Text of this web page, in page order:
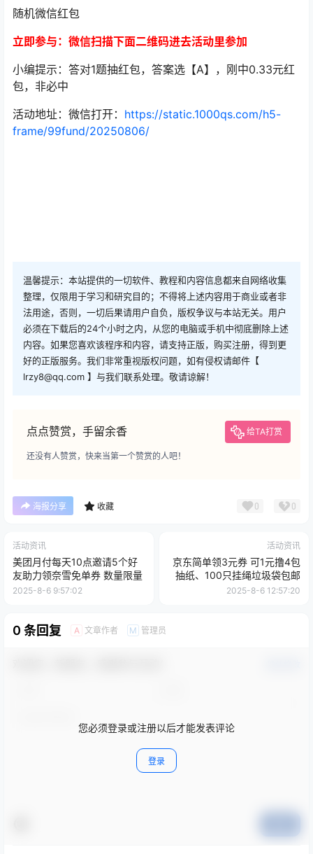
随机微信红包
立即参与：微信扫描下面二维码进去活动里参加
小编提示：答对1题抽红包，答案选【A】，刚中0.33元红
包，非必中
活动地址：微信打开： https://static.1000qs.com/h5-
frame/99fund/20250806/
温馨提示：本站提供的一切软件、教程和内容信息都来自网络收集
整理，仅限用于学习和研究目的；不得将上述内容用于商业或者非
法用途，否则，一切后果请用户自负，版权争议与本站无关。用户
必须在下载后的24个小时之内，从您的电脑或手机中彻底删除上述
内容。如果您喜欢该程序和内容，请支持正版，购买注册，得到更
好的正版服务。我们非常重视版权问题，如有侵权请邮件【
lrzy8@qq.com 】与我们联系处理。敬请谅解！
点点赞赏，手留余香 给TA打赏
还没有人赞赏，快来当第一个赞赏的人吧！
海报分享 收藏 0 0
活动资讯
美团月付每天10点邀请5个好
友助力领奈雪免单券 数量限量
2025-8-6 9:57:02
活动资讯
京东简单领3元券 可1元撸4包
抽纸、100只挂绳垃圾袋包邮
2025-8-6 12:57:20
0 条回复 A 文章作者 M 管理员
您必须登录或注册以后才能发表评论
登录